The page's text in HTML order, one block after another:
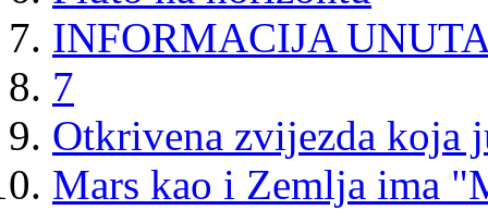
INFORMACIJA
7
Otkrivena zvijezda koja
Mars kao i Zemlja ima